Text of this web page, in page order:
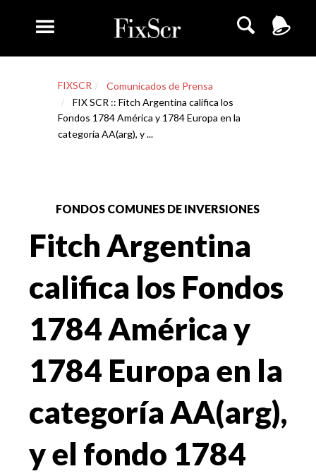
FIXSCR
Comunicados de Prensa
FIX SCR :: Fitch Argentina califica los
Fondos 1784 América y 1784 Europa en la
categoría AA(arg), y ...
FONDOS COMUNES DE INVERSIONES
Fitch Argentina
califica los Fondos
1784 América y
1784 Europa en la
categoría AA(arg),
y el fondo 1784